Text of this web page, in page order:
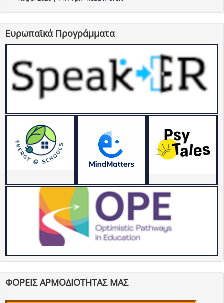
Ευρωπαϊκά Προγράμματα
ΦΟΡΕΙΣ ΑΡΜΟΔΙΟΤΗΤΑΣ ΜΑΣ